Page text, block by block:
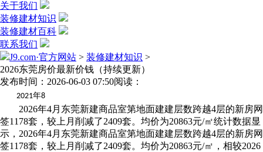
关于我们
装修建材知识
装修建材百科
联系我们
J9.com·官方网站 > 装修建材知识 >
2026东莞房价最新价钱（持续更新）
发布时间：2026-06-03 07:50阅读：
2021年8
2026年4月东莞新建商品室第地面建建层数跨越4层的新房网
签1178套，较上月削减了2409套。均价为20863元/㎡统计数据显
示，2026年4月东莞新建商品室第地面建建层数跨越4层的新房网
签1178套，较上月削减了2409套。均价为20863元/㎡，相较2026